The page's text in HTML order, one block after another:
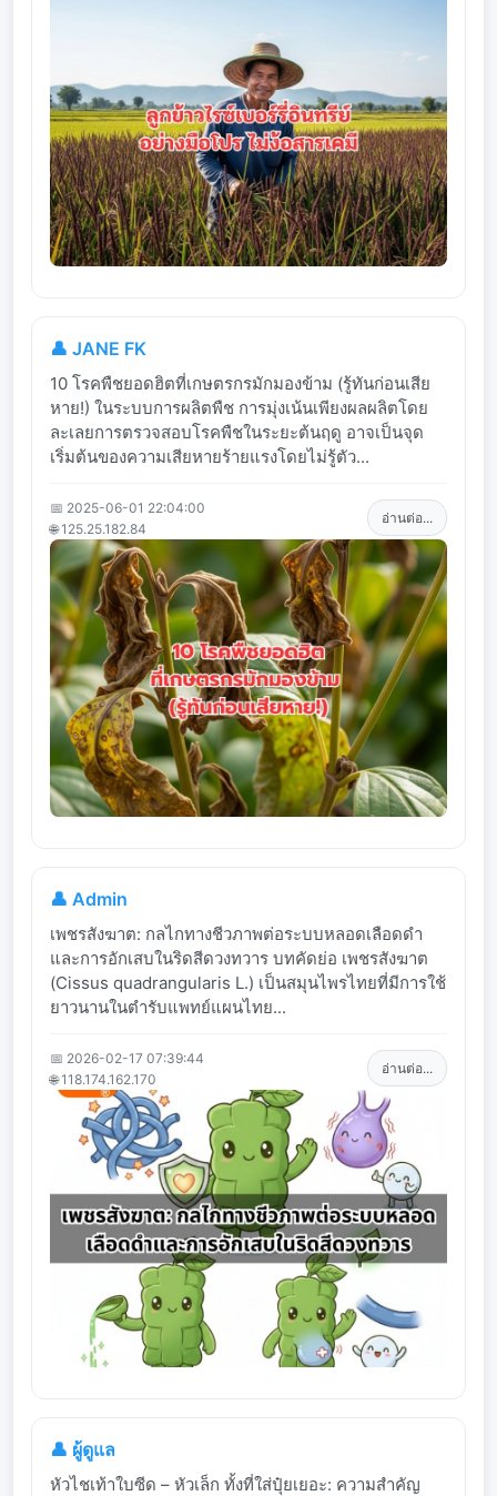
👤 JANE FK
10 โรคพืชยอดฮิตที่เกษตรกรมักมองข้าม (รู้ทันก่อนเสีย
หาย!) ในระบบการผลิตพืช การมุ่งเน้นเพียงผลผลิตโดย
ละเลยการตรวจสอบโรคพืชในระยะต้นฤดู อาจเป็นจุด
เริ่มต้นของความเสียหายร้ายแรงโดยไม่รู้ตัว...
📅 2025-06-01 22:04:00
🌐 125.25.182.84
อ่านต่อ...
👤 Admin
เพชรสังฆาต: กลไกทางชีวภาพต่อระบบหลอดเลือดดำ
และการอักเสบในริดสีดวงทวาร บทคัดย่อ เพชรสังฆาต
(Cissus quadrangularis L.) เป็นสมุนไพรไทยที่มีการใช้
ยาวนานในตำรับแพทย์แผนไทย...
📅 2026-02-17 07:39:44
🌐 118.174.162.170
อ่านต่อ...
👤 ผู้ดูแล
หัวไชเท้าใบซีด – หัวเล็ก ทั้งที่ใส่ปุ๋ยเยอะ: ความสำคัญ